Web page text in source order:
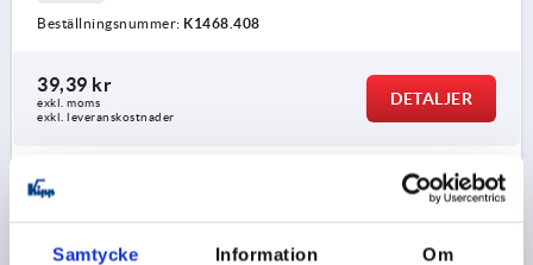
Samtycke Information Om
Beställningsnummer: K1468.408
39,39 kr
exkl. moms
exkl. leveranskostnader
DETALJER
K1468 AG